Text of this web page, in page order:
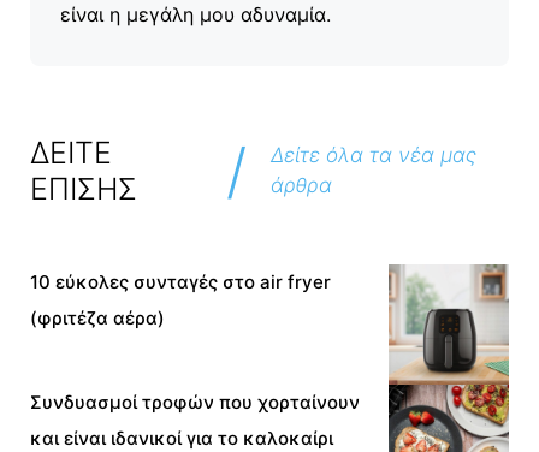
είναι η μεγάλη μου αδυναμία.
ΔΕΙΤΕ
ΕΠΙΣΗΣ
/
Δείτε όλα τα νέα μας
άρθρα
10 εύκολες συνταγές στο air fryer
(φριτέζα αέρα)
Συνδυασμοί τροφών που χορταίνουν
και είναι ιδανικοί για το καλοκαίρι